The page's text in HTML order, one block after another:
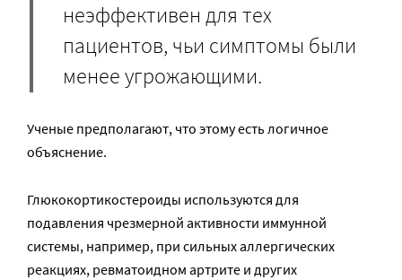
неэффективен для тех
пациентов, чьи симптомы были
менее угрожающими.
Ученые предполагают, что этому есть логичное
объяснение.
Глюкокортикостероиды используются для
подавления чрезмерной активности иммунной
системы, например, при сильных аллергических
реакциях, ревматоидном артрите и других